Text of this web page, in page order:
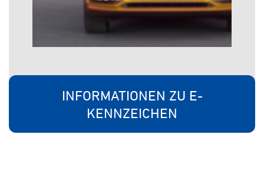
INFORMATIONEN ZU E-
KENNZEICHEN